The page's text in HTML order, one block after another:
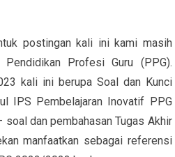
postingan kali ini kami masih
Profesi Guru (PPG).
kali ini berupa Soal dan Kunci
IPS Pembelajaran Inovatif PPG
dan pembahasan Tugas Akhir
manfaatkan sebagai referensi